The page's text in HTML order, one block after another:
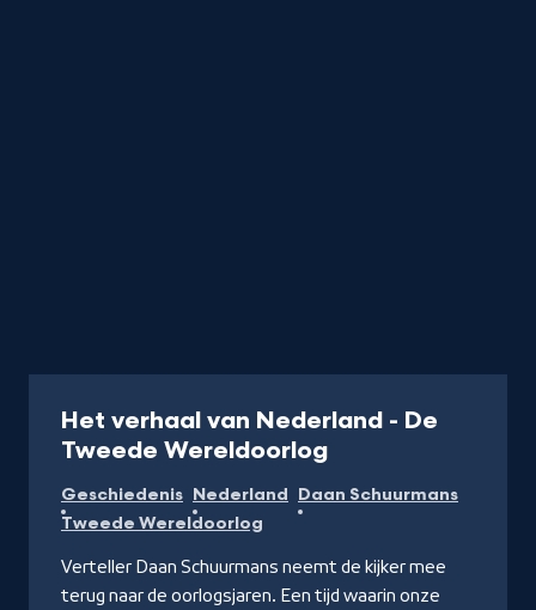
Het verhaal van Nederland - De
Tweede Wereldoorlog
Geschiedenis Nederland Daan Schuurmans
Tweede Wereldoorlog
Verteller Daan Schuurmans neemt de kijker mee
terug naar de oorlogsjaren. Een tijd waarin onze